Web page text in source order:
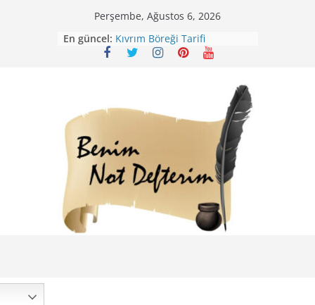
Perşembe, Ağustos 6, 2026
En güncel: Kıvrım Böreği Tarifi
Karabuğday Pilavı Tarifi